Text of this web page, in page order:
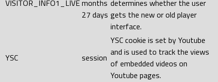
VISITOR_INFO1_LIVEmonths
27 days
determines whether the user
gets the new or old player
interface.
YSC session
YSC cookie is set by Youtube
and is used to track the views
of embedded videos on
Youtube pages.